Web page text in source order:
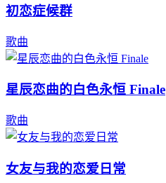
初恋症候群
歌曲
星辰恋曲的白色永恒 Finale
歌曲
女友与我的恋爱日常